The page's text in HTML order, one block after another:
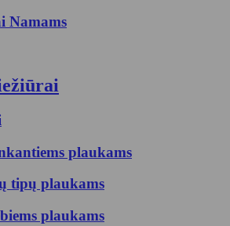
Namams
plaukams
tipų plaukams
plaukams